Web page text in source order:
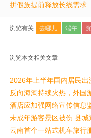
拼假族提前释放长线需求
浏览有关 去哪儿 端午
浏览本文相关文章
2026年上半年国内居民出
反向海淘持续火热，外国
酒店应加强网络宣传信息
未成年游客景区被伤 县
云南首个一站式机车旅行